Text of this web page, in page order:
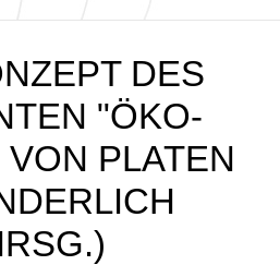
DES
"ÖKO-
PLATEN